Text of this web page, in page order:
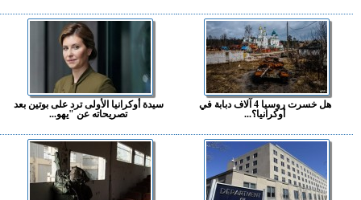
هل خسرت روسيا 4 آلاف دبابة في
أوكرانيا؟...
سيدة أوكرانيا الأولى ترد على بوتين بعد
تصريحاته عن "يهو...